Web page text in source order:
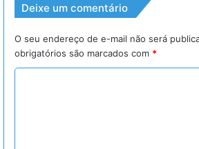
Deixe um comentário
O seu endereço de e-mail não será
obrigatórios são marcados com *